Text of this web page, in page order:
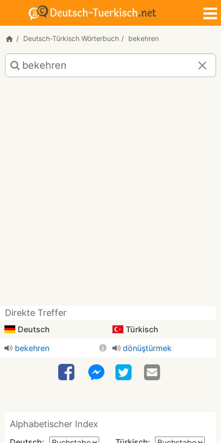
Deutsch-Türkisch Wörterbuch bekehren
Deutsch-
Türkisch
Übersetzung
Direkte Treffer
Deutsch
Türkisch
bekehren
dönüştürmek
Alphabetischer Index